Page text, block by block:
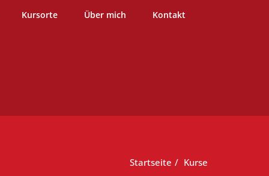
Kursorte Über mich Kontakt
Startseite Kurse